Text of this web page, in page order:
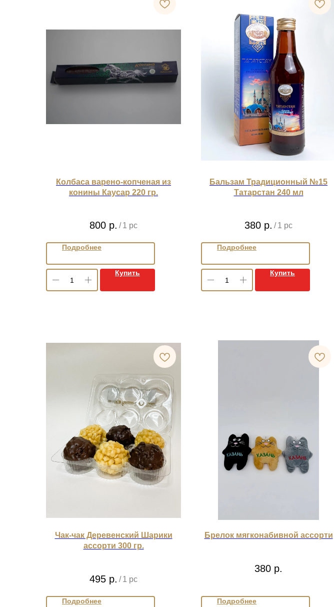
Колбаса варено-копченая из
конины Каусар 220 гр.
800 р. / 1 pc
Подробнее
Купить
Бальзам Традиционный №15
Татарстан 240 мл
380 р. / 1 pc
Подробнее
Купить
Чак-чак Деревенский Шарики
ассорти 300 гр.
495 р. / 1 pc
Подробнее
Брелок мягконабивной ассорти
380 р.
Подробнее